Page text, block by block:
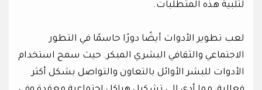
لتلبية هذه المتطلبات.
لعب تطوير الأدوات أيضًا دورًا حاسمًا في التطور
الاجتماعي والثقافي البشري المبكر. حيث سمح استخدام
الأدوات للبشر الأوائل بالتعاون والتواصل بشكل أكثر